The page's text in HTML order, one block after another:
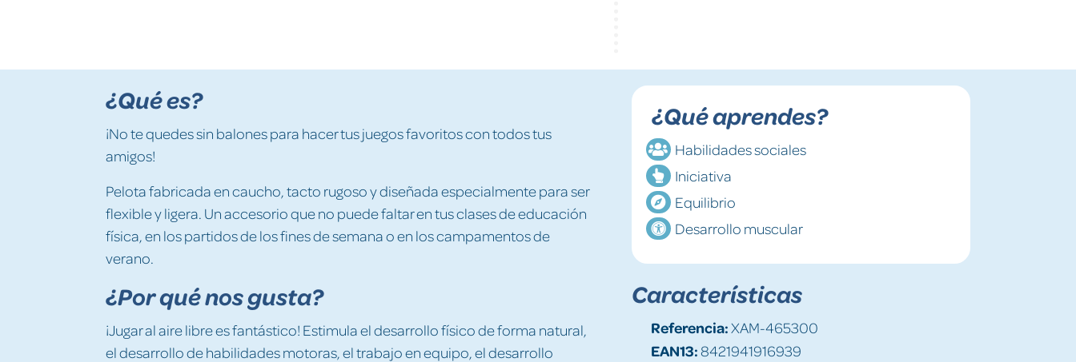
¿Qué es?
¡No te quedes sin balones para hacer tus juegos favoritos con todos tus
amigos!
Pelota fabricada en caucho, tacto rugoso y diseñada especialmente para ser
flexible y ligera. Un accesorio que no puede faltar en tus clases de educación
física, en los partidos de los fines de semana o en los campamentos de
verano.
¿Por qué nos gusta?
¡Jugar al aire libre es fantástico! Estimula el desarrollo físico de forma natural,
el desarrollo de habilidades motoras, el trabajo en equipo, el desarrollo
¿Qué aprendes?
Habilidades sociales
Iniciativa
Equilibrio
Desarrollo muscular
Características
Referencia:XAM-465300
EAN13:8421941916939